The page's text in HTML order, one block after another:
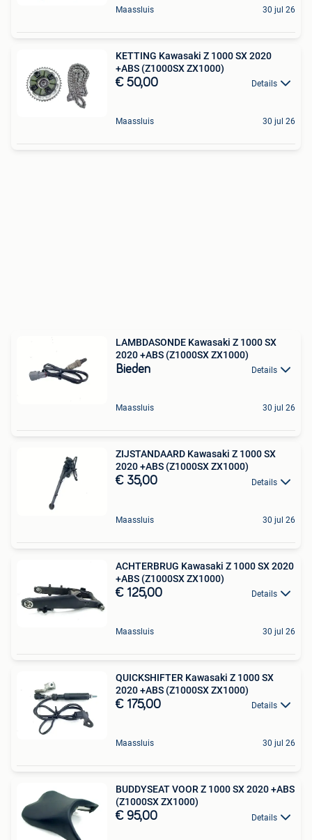
Maassluis 30 jul 26
KETTING Kawasaki Z 1000 SX 2020
+ABS (Z1000SX ZX1000)
€ 50,00 Details
Maassluis 30 jul 26
LAMBDASONDE Kawasaki Z 1000 SX
2020 +ABS (Z1000SX ZX1000)
Bieden Details
Maassluis 30 jul 26
ZIJSTANDAARD Kawasaki Z 1000 SX
2020 +ABS (Z1000SX ZX1000)
€ 35,00 Details
Maassluis 30 jul 26
ACHTERBRUG Kawasaki Z 1000 SX 2020
+ABS (Z1000SX ZX1000)
€ 125,00 Details
Maassluis 30 jul 26
QUICKSHIFTER Kawasaki Z 1000 SX
2020 +ABS (Z1000SX ZX1000)
€ 175,00 Details
Maassluis 30 jul 26
BUDDYSEAT VOOR Z 1000 SX 2020 +ABS
(Z1000SX ZX1000)
€ 95,00 Details